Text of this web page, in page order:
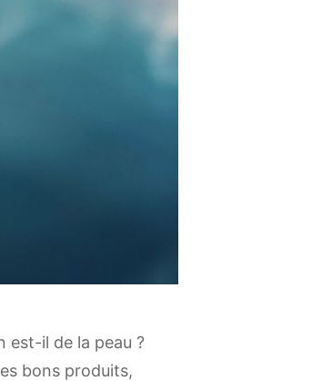
est-il de la peau ?
bons produits,